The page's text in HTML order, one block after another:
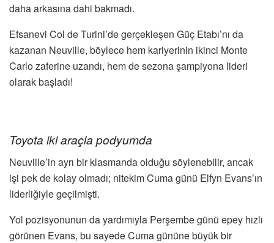
daha arkasına dahi bakmadı.
Efsanevi Col de Turini’de gerçekleşen Güç Etabı’nı da
kazanan Neuville, böylece hem kariyerinin ikinci Monte
Carlo zaferine uzandı, hem de sezona şampiyona lideri
olarak başladı!
Toyota iki araçla podyumda
Neuville’in ayrı bir klasmanda olduğu söylenebilir, ancak
işi pek de kolay olmadı; nitekim Cuma günü Elfyn Evans’ın
liderliğiyle geçilmişti.
Yol pozisyonunun da yardımıyla Perşembe günü epey hızlı
görünen Evans, bu sayede Cuma gününe büyük bir